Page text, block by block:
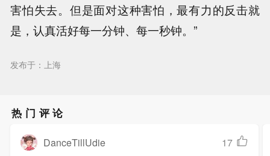
害怕失去。但是面对这种害怕，最有力的反击就
是，认真活好每一分钟、每一秒钟。”
发布于：上海
热门评论
DanceTillUdie 17